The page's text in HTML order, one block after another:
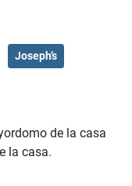
Joseph’s
de la casa
la casa.